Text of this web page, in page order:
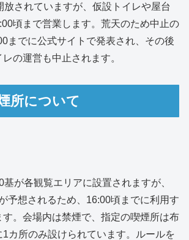
放されていますが、仮設トイレや屋台
頃まで営業します。荒天のため中止の
までに公式サイトで発表され、その後
の運営も中止されます。
所について
が各観覧エリアに設置されますが、
予想されるため、16:00頃までに利用す
す。会場内は禁煙で、指定の喫煙所は布
1カ所のみ設けられています。ルールを